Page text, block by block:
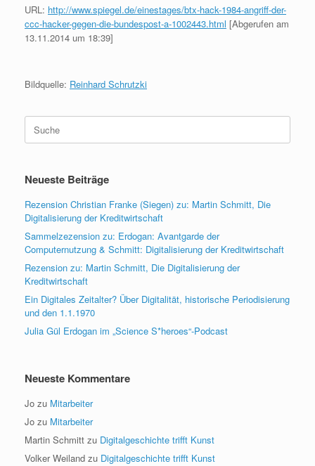
URL: http://www.spiegel.de/einestages/btx-hack-1984-angriff-der-
ccc-hacker-gegen-die-bundespost-a-1002443.html [Abgerufen am
13.11.2014 um 18:39]
Bildquelle: Reinhard Schrutzki
nach:
Neueste Beiträge
Rezension Christian Franke (Siegen) zu: Martin Schmitt, Die
Digitalisierung der Kreditwirtschaft
Sammelzezension zu: Erdogan: Avantgarde der
Computernutzung & Schmitt: Digitalisierung der Kreditwirtschaft
Rezension zu: Martin Schmitt, Die Digitalisierung der
Kreditwirtschaft
Ein Digitales Zeitalter? Über Digitalität, historische Periodisierung
und den 1.1.1970
Julia Gül Erdogan im „Science S*heroes“-Podcast
Neueste Kommentare
Jo zu Mitarbeiter
Jo zu Mitarbeiter
Martin Schmitt zu Digitalgeschichte trifft Kunst
Volker Weiland zu Digitalgeschichte trifft Kunst